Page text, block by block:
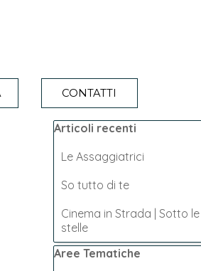
CONTATTI
Salta blocco Articoli recenti
Articoli recenti
Le Assaggiatrici
So tutto di te
Cinema in Strada | Sotto le
stelle
Salta blocco Aree Tematiche
Aree Tematiche